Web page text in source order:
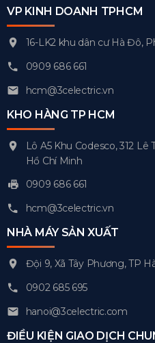
VP KINH DOANH TPHCM
16-LK2 khu dân cư Hà Đô,
0909 686 661
hcm@3celectric.vn
KHO HÀNG TP HCM
Lô A5 Khu Codesco, 312
Hồ Chí Minh
0909 686 661
hcm@3celectric.vn
NHÀ MÁY SẢN XUẤT
Đội 9, Xã Tây Phương, TP
0902 685 695
hanoi@3celectric.com
ĐIỀU KIỆN GIAO DỊCH